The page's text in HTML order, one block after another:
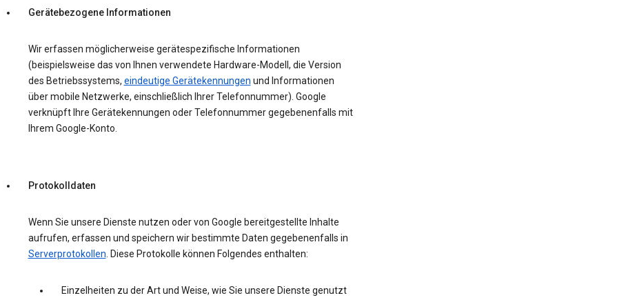
Gerätebezogene Informationen
Wir erfassen möglicherweise gerätespezifische Informationen
(beispielsweise das von Ihnen verwendete Hardware-Modell, die Version
des Betriebssystems, eindeutige Gerätekennungen und Informationen
über mobile Netzwerke, einschließlich Ihrer Telefonnummer). Google
verknüpft Ihre Gerätekennungen oder Telefonnummer gegebenenfalls mit
Ihrem Google-Konto.
Protokolldaten
Wenn Sie unsere Dienste nutzen oder von Google bereitgestellte Inhalte
aufrufen, erfassen und speichern wir bestimmte Daten gegebenenfalls in
Serverprotokollen. Diese Protokolle können Folgendes enthalten:
Einzelheiten zu der Art und Weise, wie Sie unsere Dienste genutzt